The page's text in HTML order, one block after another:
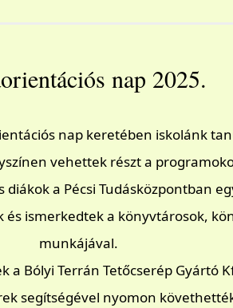
nap 2025.
nap keretében iskolánk
vehettek részt a
diákok a Pécsi Tudásközpontban
ismerkedtek a könyvtárosok,
munkájával.
a Bólyi Terrán Tetőcserép Gyártó
segítségével nyomon